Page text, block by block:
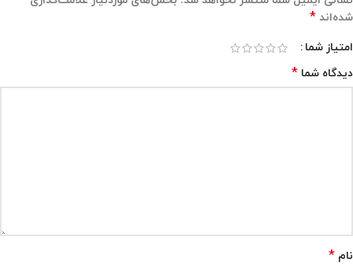
شده‌اند *
امتیاز شما
دیدگاه شما *
نام *